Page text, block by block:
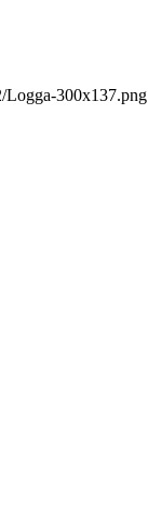
Logga-300x137.png